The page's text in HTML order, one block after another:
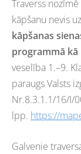
Traverss
kāpšanu nevis
kāpšanas
programmā kā
veselība 1.–9.
paraugs Valsts
Nr.8.3.1.1/16/I/
lpp. https://
Galvenie